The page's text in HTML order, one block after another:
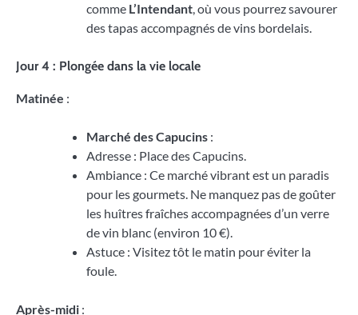
comme L’Intendant, où vous pourrez savourer
des tapas accompagnés de vins bordelais.
Jour 4 : Plongée dans la vie locale
Matinée :
Marché des Capucins :
Adresse : Place des Capucins.
Ambiance : Ce marché vibrant est un paradis
pour les gourmets. Ne manquez pas de goûter
les huîtres fraîches accompagnées d’un verre
de vin blanc (environ 10 €).
Astuce : Visitez tôt le matin pour éviter la
foule.
Après-midi :